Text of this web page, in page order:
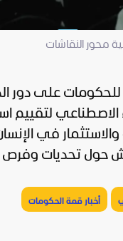
محور النقاشات
للحكومات على دور
لتقييم
في
حول تحديات
أخبار قمة الحكومات